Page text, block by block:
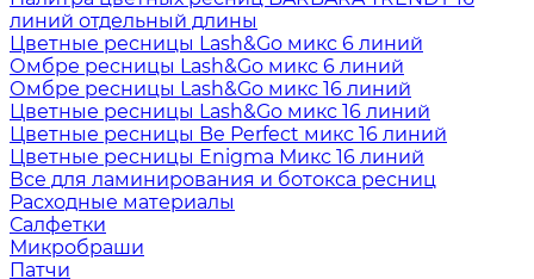
линий отдельный длины
Цветные ресницы Lash&Go микс 6 линий
Омбре ресницы Lash&Go микс 6 линий
Омбре ресницы Lash&Go микс 16 линий
Цветные ресницы Lash&Go микс 16 линий
Цветные ресницы Be Perfect микс 16 линий
Цветные ресницы Enigma Микс 16 линий
Все для ламинирования и ботокса ресниц
Расходные материалы
Салфетки
Микробраши
Патчи